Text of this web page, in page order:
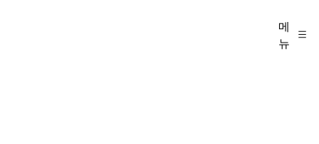
메
뉴